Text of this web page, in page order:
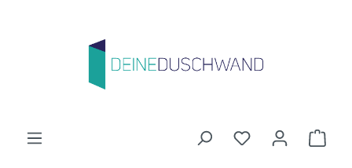
Du hast 0